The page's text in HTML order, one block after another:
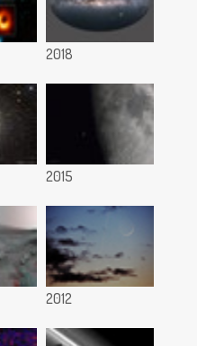
2018
2015
2012